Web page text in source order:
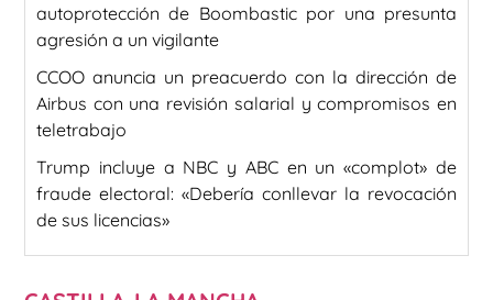
autoprotección de Boombastic por una presunta
agresión a un vigilante
CCOO anuncia un preacuerdo con la dirección de
Airbus con una revisión salarial y compromisos en
teletrabajo
Trump incluye a NBC y ABC en un «complot» de
fraude electoral: «Debería conllevar la revocación
de sus licencias»